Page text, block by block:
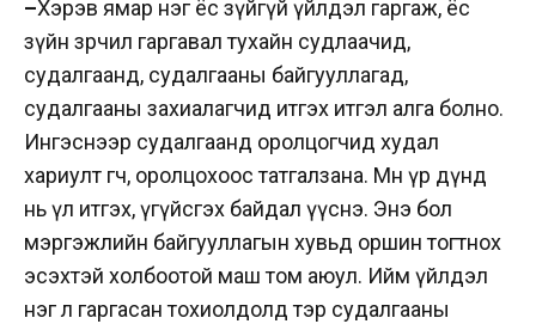
–Хэрэв ямар нэг ёс зүйгүй үйлдэл гаргаж, ёс
зүйн зөрчил гаргавал тухайн судлаачид,
судалгаанд, судалгааны байгууллагад,
судалгааны захиалагчид итгэх итгэл алга болно.
Ингэснээр судалгаанд оролцогчид худал
хариулт өгч, оролцохоос татгалзана. Мөн үр дүнд
нь үл итгэх, үгүйсгэх байдал үүснэ. Энэ бол
мэргэжлийн байгууллагын хувьд оршин тогтнох
эсэхтэй холбоотой маш том аюул. Ийм үйлдэл
нэг л гаргасан тохиолдолд тэр судалгааны